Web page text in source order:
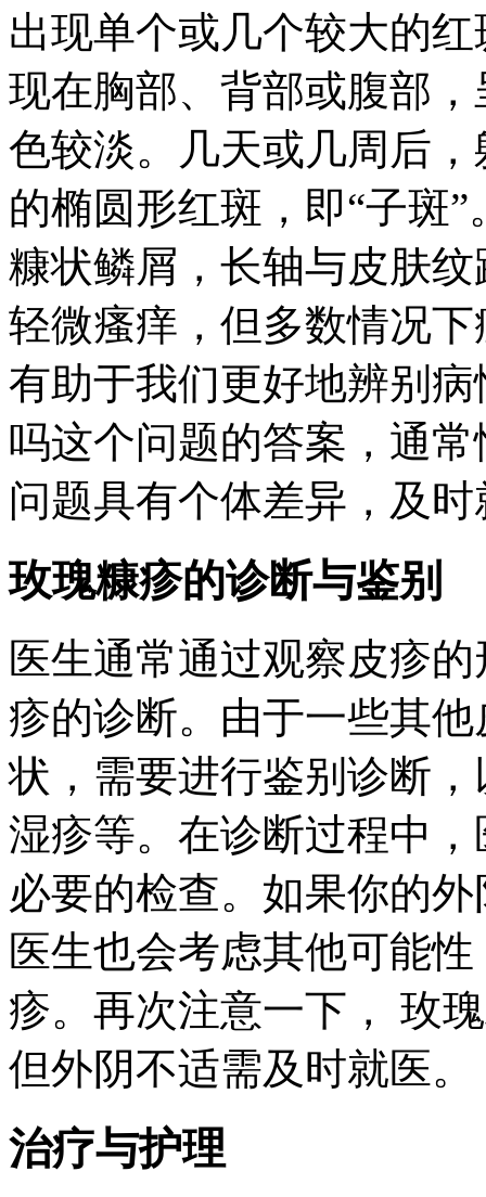
出现单个或几个较大的
现在胸部、背部或腹部
色较淡。几天或几周后
的椭圆形红斑，即“子斑
糠状鳞屑，长轴与皮肤
轻微瘙痒，但多数情况
有助于我们更好地辨别
吗这个问题的答案，通
问题具有个体差异，及
玫瑰糠疹的诊断与鉴别
医生通常通过观察皮疹
疹的诊断。由于一些其
状，需要进行鉴别诊断
湿疹等。在诊断过程中
必要的检查。如果你的
医生也会考虑其他可能
疹。再次注意一下， 玫
但外阴不适需及时就医。
治疗与护理